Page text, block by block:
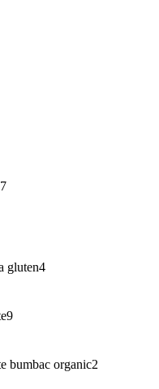
gluten4
9
bumbac organic2